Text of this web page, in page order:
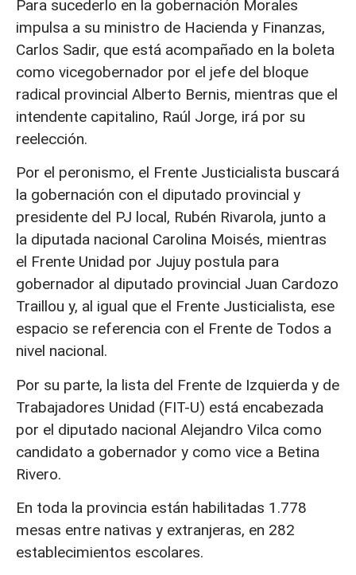
Para sucederlo en la gobernación Morales
impulsa a su ministro de Hacienda y Finanzas,
Carlos Sadir, que está acompañado en la boleta
como vicegobernador por el jefe del bloque
radical provincial Alberto Bernis, mientras que el
intendente capitalino, Raúl Jorge, irá por su
reelección.
Por el peronismo, el Frente Justicialista buscará
la gobernación con el diputado provincial y
presidente del PJ local, Rubén Rivarola, junto a
la diputada nacional Carolina Moisés, mientras
el Frente Unidad por Jujuy postula para
gobernador al diputado provincial Juan Cardozo
Traillou y, al igual que el Frente Justicialista, ese
espacio se referencia con el Frente de Todos a
nivel nacional.
Por su parte, la lista del Frente de Izquierda y de
Trabajadores Unidad (FIT-U) está encabezada
por el diputado nacional Alejandro Vilca como
candidato a gobernador y como vice a Betina
Rivero.
En toda la provincia están habilitadas 1.778
mesas entre nativas y extranjeras, en 282
establecimientos escolares.